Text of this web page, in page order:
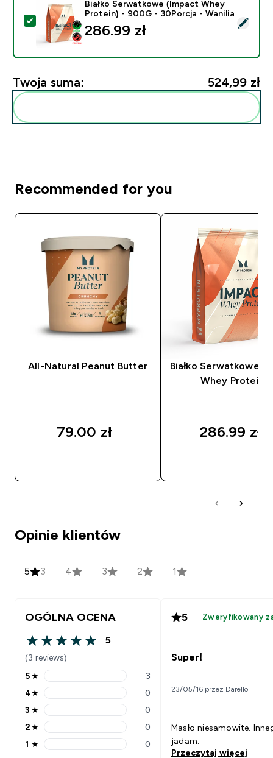
Wybierz ten produkt - Białko Serwatkowe (Impact
Białko Serwatkowe (Impact Whey
Protein) - 900G - 30Porcja - Wanilia
286.99 zł‎
Twoja suma: 524,99 zł‎
Recommended for you
All-Natural Peanut Butter
79.00 zł‎
Białko Serwatkowe
Whey Protein)
286.99 zł‎
Opinie klientów
5 3 4 3 2 1
OGÓLNA OCENA
5 out of 5 stars
5
(3 reviews)
5 stars rating 3 reviews
5★ 3
4 stars rating 0 reviews
4★ 0
3 stars rating 0 reviews
3 ★ 0
2 stars rating 0 reviews
2★ 0
1 stars rating 0 reviews
1 ★ 0
5 Zweryfikowany
Super!
23/05/16 przez Darello
Masło niesamowite.
jadam.
Przeczytaj więcej